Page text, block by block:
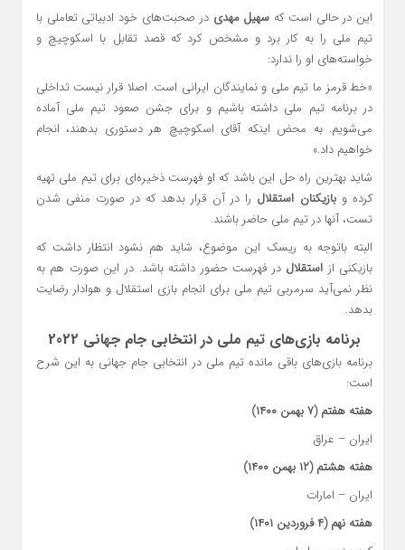
این در حالی است که سهیل مهدی در صحبت‌های خود ادبیاتی تعاملی با
تیم ملی را به کار برد و مشخص کرد که قصد تقابل با اسکوچیچ و
خواسته‌های او را ندارد:
«خط قرمز ما تیم ملی و نمایندگان ایرانی است. اصلا قرار نیست تداخلی
در برنامه تیم ملی داشته باشیم و برای جشن صعود تیم ملی آماده
می‌شویم. به محض اینکه آقای اسکوچیچ هر دستوری بدهند، انجام
خواهیم داد.»
شاید بهترین راه حل این باشد که او فهرست ذخیره‌ای برای تیم ملی تهیه
کرده وبازیکنان استقلال را در آن قرار بدهد که در صورت منفی شدن
تست، آنها در تیم ملی حاضر باشند.
البته باتوجه به ریسک این موضوع، شاید هم نشود انتظار داشت که
بازیکنی از استقلال در فهرست حضور داشته باشد. در این صورت هم به
نظر نمی‌آید سرمربی تیم ملی برای انجام بازی استقلال و هوادار رضایت
بدهد.
برنامه بازی‌های تیم ملی در انتخابی جام جهانی 2022
برنامه بازی‌های باقی مانده تیم ملی در انتخابی جام جهانی به این شرح
است:
هفته هفتم (۷ بهمن ۱۴۰۰)
ایران – عراق
هفته هشتم (۱۲ بهمن ۱۴۰۰)
ایران – امارات
هفته نهم (۴ فروردین ۱۴۰۱)